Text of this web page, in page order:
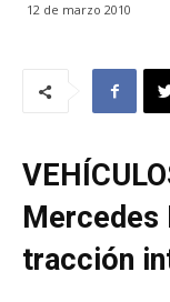
12 de marzo 2010
Mercedes
tracción